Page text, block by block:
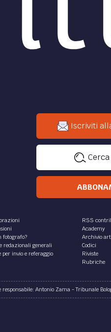
Iscriviti
fotografo?
redazionali generali
per invio e referaggio
RSS
Academy
Archivio
Codici
Riviste
Rubriche
responsabile: Antonio Zama - Tribunale